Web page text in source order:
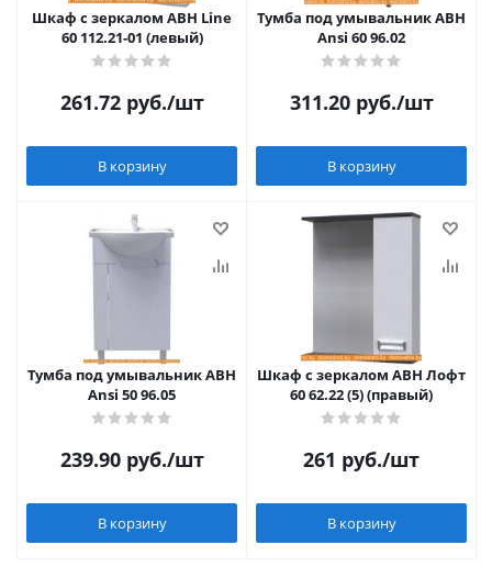
Шкаф с зеркалом АВН Line
60 112.21-01 (левый)
261.72руб./шт
В корзину
Тумба под умывальник АВН
Ansi 60 96.02
311.20руб./шт
В корзину
Тумба под умывальник АВН
Ansi 50 96.05
239.90руб./шт
В корзину
Шкаф с зеркалом АВН Лофт
60 62.22 (5) (правый)
261 руб./шт
В корзину